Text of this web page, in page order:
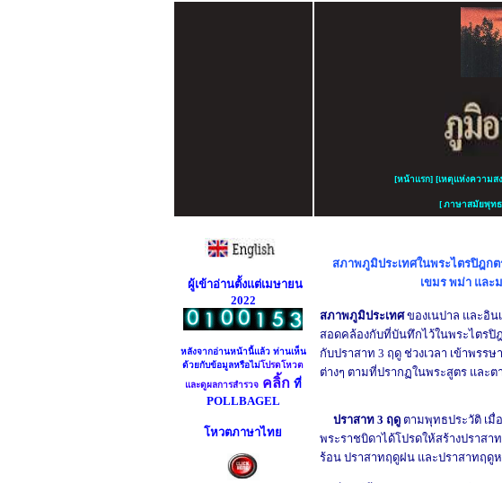
[หน้าแรก] [เหตุแห่งความส
[ ภาษาสมัยพุท
ผู้เข้าอ่านตั้งแต่เมษายน
2022
หลังจากอ่านหน้านี้แล้ว ท่านเห็น
ด้วยกับข้อมูลหรือไม่โปรดโหวต
และดูผลการสำรวจคลิ้ก ที่
POLLBAGEL
โหวตภาษาไทย
สภาพภูมิประเทศในพระไตรปิฎก
เขมร พม่า และ
สภาพภูมิประเทศของเนปาล และอิน
สอดคล้องกับที่บันทึกไว้ในพระไตรปิ
กับปราสาท 3 ฤดู ช่วงเวลา เข้าพรรษ
ต่างๆ ตามที่ปรากฏในพระสูตร และต
ปราสาท 3 ฤดู ตามพุทธประวัติ เมื่
พระราชบิดาได้โปรดให้สร้างปราสา
ร้อน ปราสาทฤดูฝน และปราสาทฤดู